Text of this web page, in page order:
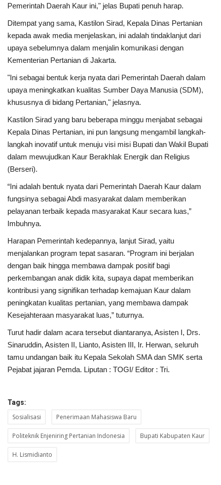
Pemerintah Daerah Kaur ini," jelas Bupati penuh harap.
Ditempat yang sama, Kastilon Sirad, Kepala Dinas Pertanian
kepada awak media menjelaskan, ini adalah tindaklanjut dari
upaya sebelumnya dalam menjalin komunikasi dengan
Kementerian Pertanian di Jakarta.
"Ini sebagai bentuk kerja nyata dari Pemerintah Daerah dalam
upaya meningkatkan kualitas Sumber Daya Manusia (SDM),
khususnya di bidang Pertanian," jelasnya.
Kastilon Sirad yang baru beberapa minggu menjabat sebagai
Kepala Dinas Pertanian, ini pun langsung mengambil langkah-
langkah inovatif untuk menuju visi misi Bupati dan Wakil Bupati
dalam mewujudkan Kaur Berakhlak Energik dan Religius
(Berseri).
“Ini adalah bentuk nyata dari Pemerintah Daerah Kaur dalam
fungsinya sebagai Abdi masyarakat dalam memberikan
pelayanan terbaik kepada masyarakat Kaur secara luas,”
Imbuhnya.
Harapan Pemerintah kedepannya, lanjut Sirad, yaitu
menjalankan program tepat sasaran. “Program ini berjalan
dengan baik hingga membawa dampak positif bagi
perkembangan anak didik kita, supaya dapat memberikan
kontribusi yang signifikan terhadap kemajuan Kaur dalam
peningkatan kualitas pertanian, yang membawa dampak
Kesejahteraan masyarakat luas,” tuturnya.
Turut hadir dalam acara tersebut diantaranya, Asisten I, Drs.
Sinaruddin, Asisten II, Lianto, Asisten III, Ir. Herwan, seluruh
tamu undangan baik itu Kepala Sekolah SMA dan SMK serta
Pejabat jajaran Pemda. Liputan : TOGI/ Editor : Tri.
Tags:
Sosialisasi Penerimaan Mahasiswa Baru
Politeknik Enjeniring Pertanian Indonesia Bupati Kabupaten Kaur
H. Lismidianto